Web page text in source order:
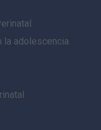
la adolescencia